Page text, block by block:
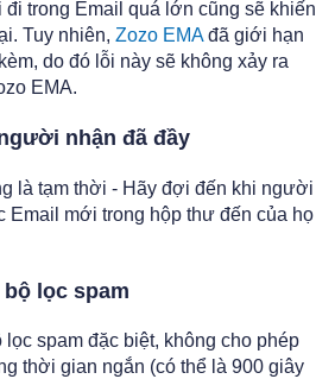
đi trong Email quá lớn cũng sẽ khiến
Tuy nhiên, Zozo EMAđã giới hạn
do đó lỗi này sẽ không xảy ra
EMA.
nhận đã đầy
là tạm thời - Hãy đợi đến khi người
Email mới trong hộp thư đến của họ
lọc spam
spam đặc biệt, không cho phép
thời gian ngắn (có thể là 900 giây